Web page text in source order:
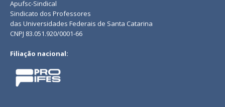
Apufsc-Sindical
Sindicato dos Professores
das Universidades Federais de Santa Catarina
CNPJ 83.051.920/0001-66
Filiação nacional: